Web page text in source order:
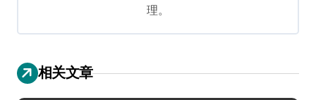
理。
相关文章